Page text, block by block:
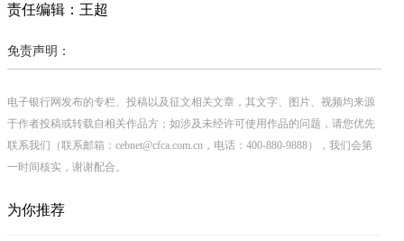
责任编辑：王超
免责声明：
电子银行网发布的专栏、投稿以及征文相关文章，其文字、图片、视频均来源
于作者投稿或转载自相关作品方；如涉及未经许可使用作品的问题，请您优先
联系我们（联系邮箱：cebnet@cfca.com.cn，电话：400-880-9888），我们会第
一时间核实，谢谢配合。
为你推荐